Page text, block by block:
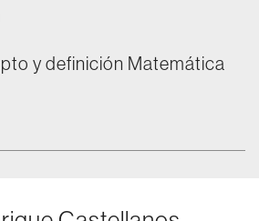
y definición Matemática